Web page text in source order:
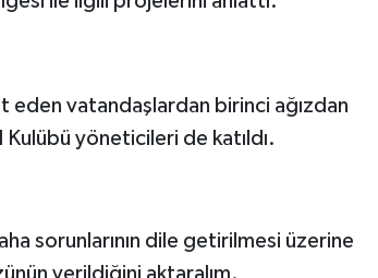
eden vatandaşlardan birinci ağızdan
yöneticileri de katıldı.
sorunlarının dile getirilmesi üzerine
verildiğini aktaralım.